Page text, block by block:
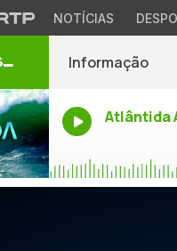
NOTÍCIAS
Informação
Atlântida